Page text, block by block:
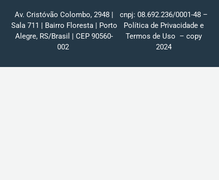
Av. Cristóvão Colombo, 2948 |
Sala 711 | Bairro Floresta | Porto
Alegre, RS/Brasil | CEP 90560-
002
cnpj: 08.692.236/0001-48 –
Política de Privacidade e
Termos de Uso – copy
2024